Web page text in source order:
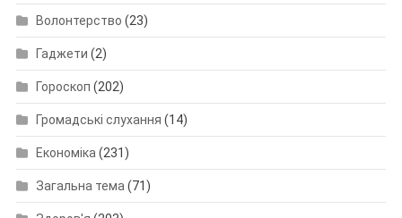
Волонтерство (23)
Гаджети (2)
Гороскоп (202)
Громадські слухання (14)
Економіка (231)
Загальна тема (71)